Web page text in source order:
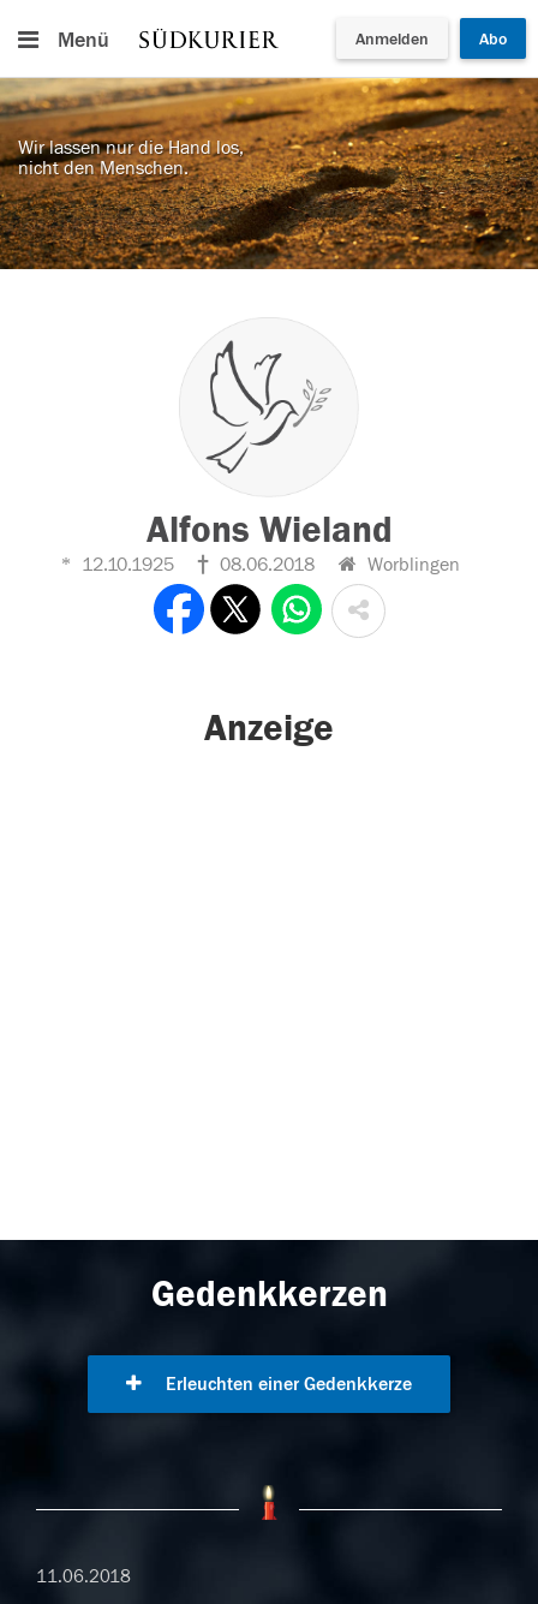
Menü Anmelden Abo
Wir lassen nur die Hand los,
nicht den Menschen.
Alfons Wieland
12.10.1925 08.06.2018 Worblingen
Anzeige
Gedenkkerzen
Erleuchten einer Gedenkkerze
11.06.2018